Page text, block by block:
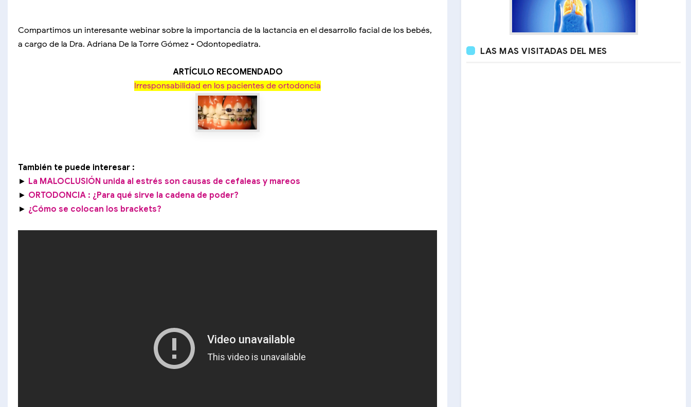
Compartimos un interesante webinar sobre la importancia de la lactancia en el desarrollo facial de los bebés,
a cargo de la Dra. Adriana De la Torre Gómez - Odontopediatra.
ARTÍCULO RECOMENDADO
Irresponsabilidad en los pacientes de ortodoncia
También te puede interesar :
► La MALOCLUSIÓN unida al estrés son causas de cefaleas y mareos
► ORTODONCIA : ¿Para qué sirve la cadena de poder?
► ¿Cómo se colocan los brackets?
LAS MAS VISITADAS DEL MES